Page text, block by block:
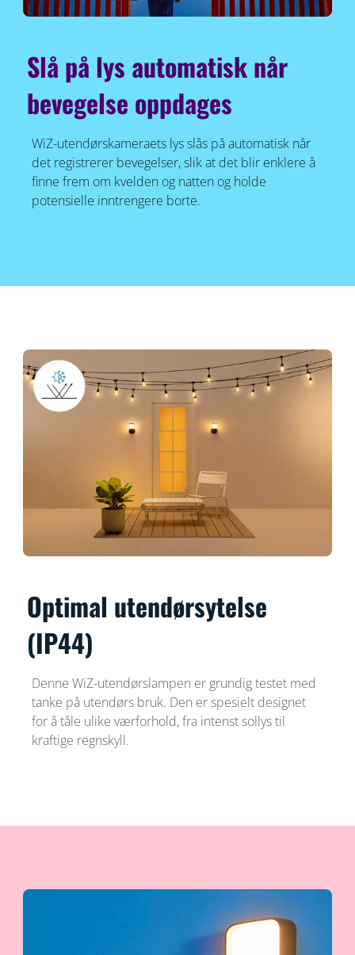
Slå på lys automatisk når
bevegelse oppdages
WiZ-utendørskameraets lys slås på automatisk når
det registrerer bevegelser, slik at det blir enklere å
finne frem om kvelden og natten og holde
potensielle inntrengere borte.
Optimal utendørsytelse
(IP44)
Denne WiZ-utendørslampen er grundig testet med
tanke på utendørs bruk. Den er spesielt designet
for å tåle ulike værforhold, fra intenst sollys til
kraftige regnskyll.